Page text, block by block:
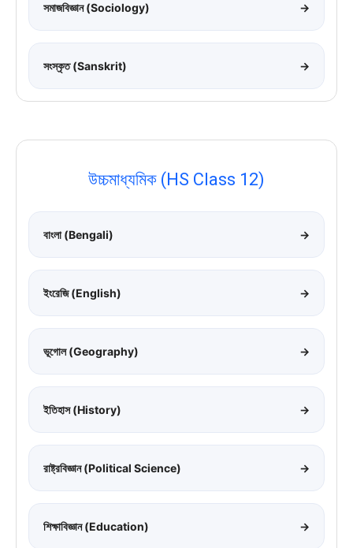
সমাজবিজ্ঞান (Sociology) →
সংস্কৃত (Sanskrit) →
উচ্চমাধ্যমিক (HS Class 12)
বাংলা (Bengali) →
ইংরেজি (English) →
ভূগোল (Geography) →
ইতিহাস (History) →
রাষ্ট্রবিজ্ঞান (Political Science) →
শিক্ষাবিজ্ঞান (Education) →